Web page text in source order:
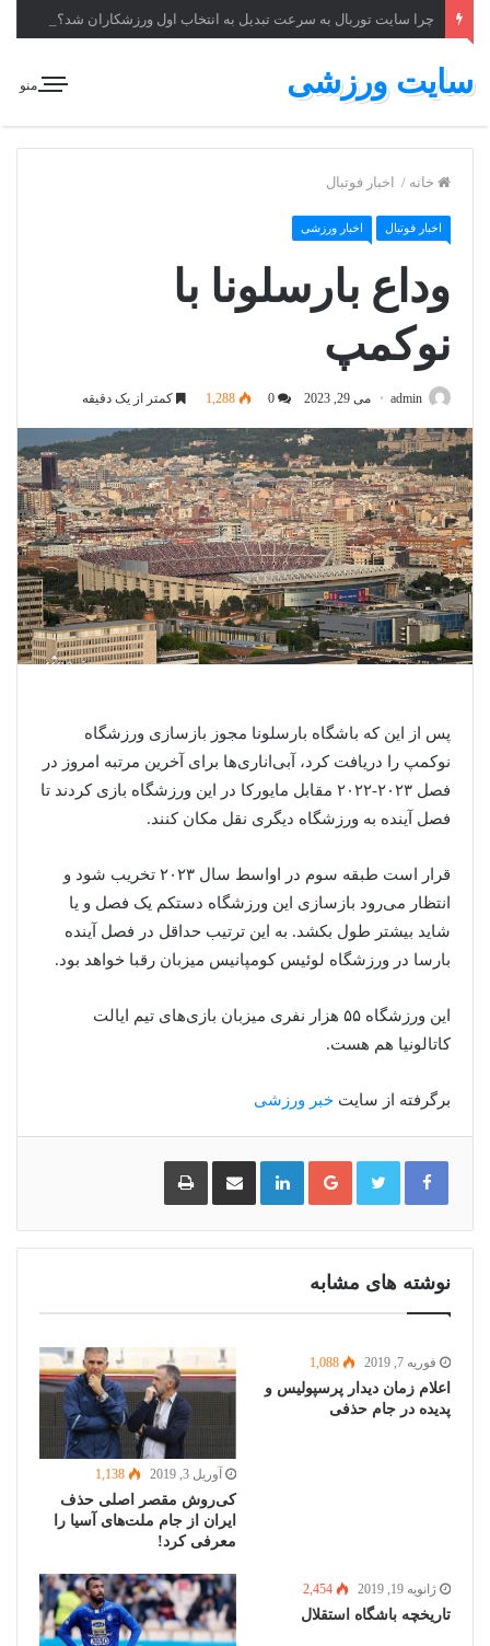
چرا سایت توربال به ‌سرعت تبدیل به انتخاب اول ورزشکاران شد؟
منو سایت ورزشی
خانه / اخبار فوتبال
اخبار فوتبال اخبار ورزشی
وداع بارسلونا با
نوکمپ
admin می 29, 2023 1,288 کمتر از یک دقیقه
پس از این که باشگاه بارسلونا مجوز بازسازی ورزشگاه
نوکمپ را دریافت کرد، آبی‌اناری‌ها برای آخرین مرتبه امروز در
فصل ۲۰۲۳-۲۰۲۲ مقابل مایورکا در این ورزشگاه بازی کردند تا
فصل آینده به ورزشگاه دیگری نقل مکان کنند.
قرار است طبقه سوم در اواسط سال ۲۰۲۳ تخریب شود و
انتظار می‌رود بازسازی این ورزشگاه دستکم یک فصل و یا
شاید بیشتر طول بکشد. به این ترتیب حداقل در فصل آینده
بارسا در ورزشگاه لوئیس کومپانیس میزبان رقبا خواهد بود.
این ورزشگاه ۵۵ هزار نفری میزبان بازی‌های تیم ایالت
کاتالونیا هم هست.
برگرفته از سایت خبر ورزشی
گوگل
پلاس
لینکدین اشتراک
گذاری
ایمیل
چاپ
نوشته های مشابه
فوریه 7, 2019 1,088
اعلام زمان دیدار پرسپولیس و
پدیده در جام حذفی
آوریل 3, 2019 1,138
کی‌روش مقصر اصلی حذف
ایران از جام ملت‌های آسیا را
معرفی کرد!
ژانویه 19, 2019 2,454
تاریخچه باشگاه استقلال